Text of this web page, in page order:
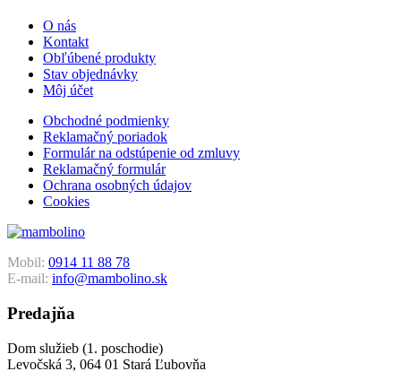
O nás
Kontakt
Obľúbené produkty
Stav objednávky
Môj účet
Obchodné podmienky
Reklamačný poriadok
Formulár na odstúpenie od zmluvy
Reklamačný formulár
Ochrana osobných údajov
Cookies
Mobil: 0914 11 88 78
E-mail: info@mambolino.sk
Predajňa
Dom služieb (1. poschodie)
Levočská 3, 064 01 Stará Ľubovňa